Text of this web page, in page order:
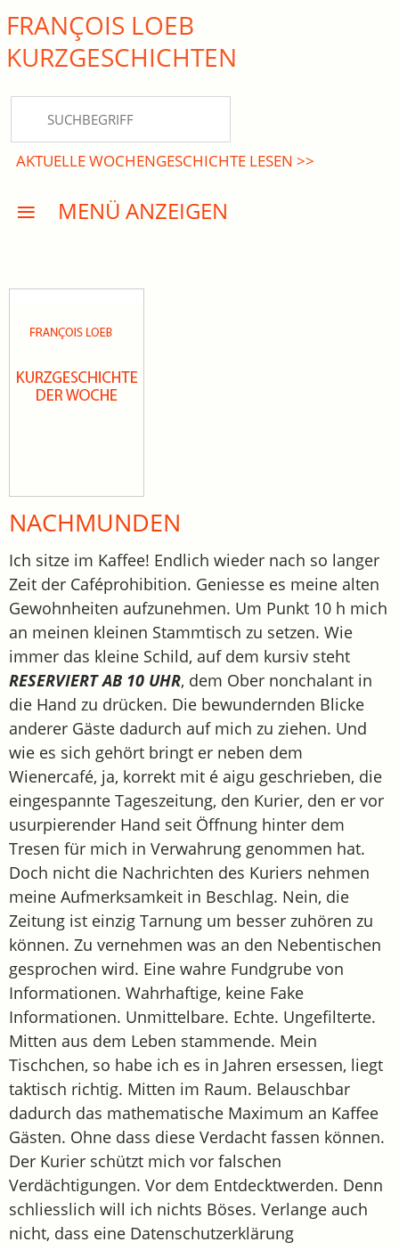
close Submenü
KURZGESCHICHTEN
DREISATZROMANE
PRESSE
FRANÇOIS LOEB
KURZ­GESCHICHTEN
AKTUELLE WOCHENGESCHICHTE LESEN >>
MENÜ ANZEIGEN
NACHMUNDEN
Ich sitze im Kaffee! Endlich wieder nach so langer
Zeit der Caféprohibition. Geniesse es meine alten
Gewohnheiten aufzunehmen. Um Punkt 10 h mich
an meinen kleinen Stammtisch zu setzen. Wie
immer das kleine Schild, auf dem kursiv steht
RESERVIERT AB 10 UHR, dem Ober nonchalant in
die Hand zu drücken. Die bewundernden Blicke
anderer Gäste dadurch auf mich zu ziehen. Und
wie es sich gehört bringt er neben dem
Wienercafé, ja, korrekt mit é aigu geschrieben, die
eingespannte Tageszeitung, den Kurier, den er vor
usurpierender Hand seit Öffnung hinter dem
Tresen für mich in Verwahrung genommen hat.
Doch nicht die Nachrichten des Kuriers nehmen
meine Aufmerksamkeit in Beschlag. Nein, die
Zeitung ist einzig Tarnung um besser zuhören zu
können. Zu vernehmen was an den Nebentischen
gesprochen wird. Eine wahre Fundgrube von
Informationen. Wahrhaftige, keine Fake
Informationen. Unmittelbare. Echte. Ungefilterte.
Mitten aus dem Leben stammende. Mein
Tischchen, so habe ich es in Jahren ersessen, liegt
taktisch richtig. Mitten im Raum. Belauschbar
dadurch das mathematische Maximum an Kaffee
Gästen. Ohne dass diese Verdacht fassen können.
Der Kurier schützt mich vor falschen
Verdächtigungen. Vor dem Entdecktwerden. Denn
schliesslich will ich nichts Böses. Verlange auch
nicht, dass eine Datenschutzerklärung